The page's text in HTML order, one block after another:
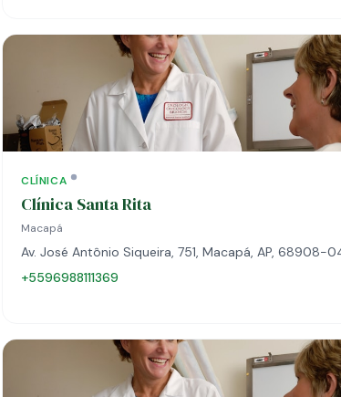
CLÍNICA
Clínica Santa Rita
Macapá
Av. José Antônio Siqueira, 751, Macapá, AP, 68908-
+5596988111369